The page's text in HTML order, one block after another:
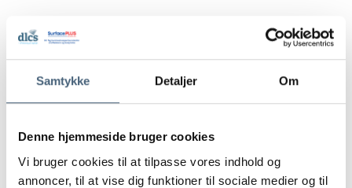
Samtykke Detaljer Om
Denne hjemmeside bruger cookies
Vi bruger cookies til at tilpasse vores indhold og
annoncer, til at vise dig funktioner til sociale medier og til
Vi anvender
miljøgodkendt
udstyr